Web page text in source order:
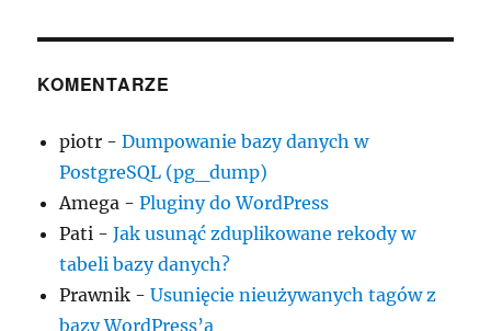
KOMENTARZE
piotr -Dumpowanie bazy danych w
PostgreSQL (pg_dump)
Amega -Pluginy do WordPress
Pati -Jak usunąć zduplikowane rekody w
tabeli bazy danych?
Prawnik -Usunięcie nieużywanych tagów z
bazy WordPress’a